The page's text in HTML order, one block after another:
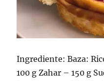
Ingrediente: Baza:
100 g Zahar – 150 g